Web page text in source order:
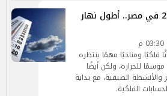
بداية فصل الصيف 2026 في مصر.. أطول نهار
الصيف 2026 حدثًا فلكيًا ومناخيًا مهمًا ينتظره
للحرارة، ولكن أيضًا
والأنشطة الصيفية، مع بداية